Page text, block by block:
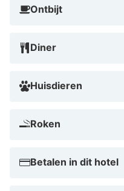
Ontbijt
Diner
Huisdieren
Roken
Betalen in dit hotel